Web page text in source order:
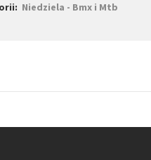
Niedziela - Bmx i Mtb